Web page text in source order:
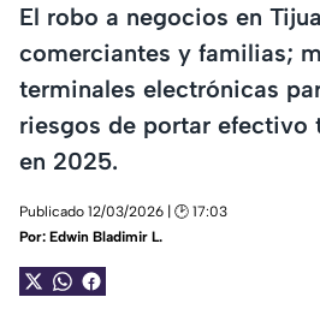
El robo a negocios en
comerciantes y familias;
terminales electrónicas
riesgos de portar efectivo
en 2025.
Publicado 12/03/2026 | 🕑 17:03
Por: Edwin Bladimir L.